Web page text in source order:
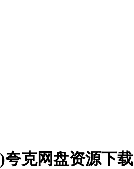
克网盘资源下载